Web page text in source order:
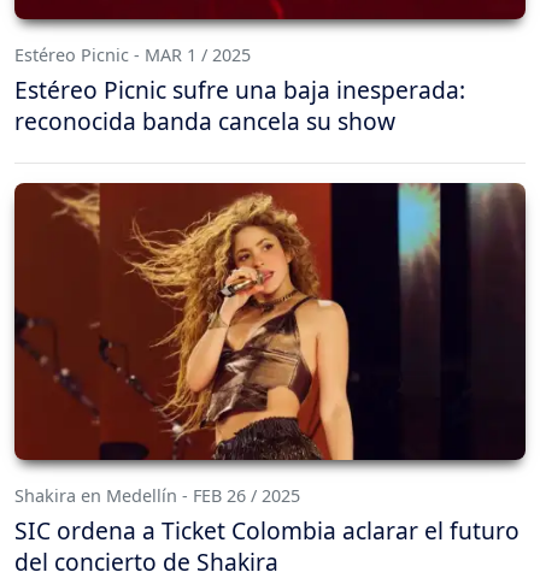
Estéreo Picnic - MAR 1 / 2025
Estéreo Picnic sufre una baja inesperada:
reconocida banda cancela su show
Shakira en Medellín - FEB 26 / 2025
SIC ordena a Ticket Colombia aclarar el futuro
del concierto de Shakira